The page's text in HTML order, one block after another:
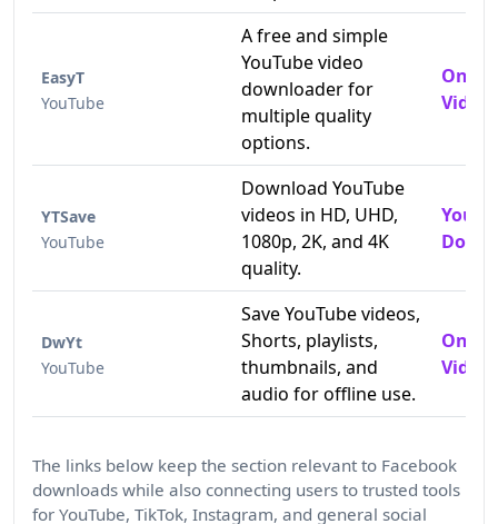
EasyT
YouTube
A free and simple
YouTube video
downloader for
multiple quality
options.
Video
YTSave
YouTube
Download YouTube
videos in HD, UHD,
1080p, 2K, and 4K
quality.
DwYt
YouTube
Save YouTube videos,
Shorts, playlists,
thumbnails, and
audio for offline use.
Video
The links below keep the section relevant to Facebook
downloads while also connecting users to trusted tools
for YouTube, TikTok, Instagram, and general social